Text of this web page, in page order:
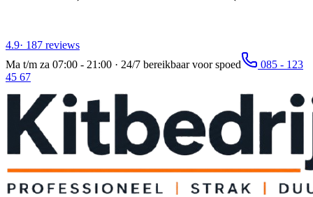
4.9· 187 reviews
Ma t/m za 07:00 - 21:00 · 24/7 bereikbaar voor spoed
085 - 123
45 67